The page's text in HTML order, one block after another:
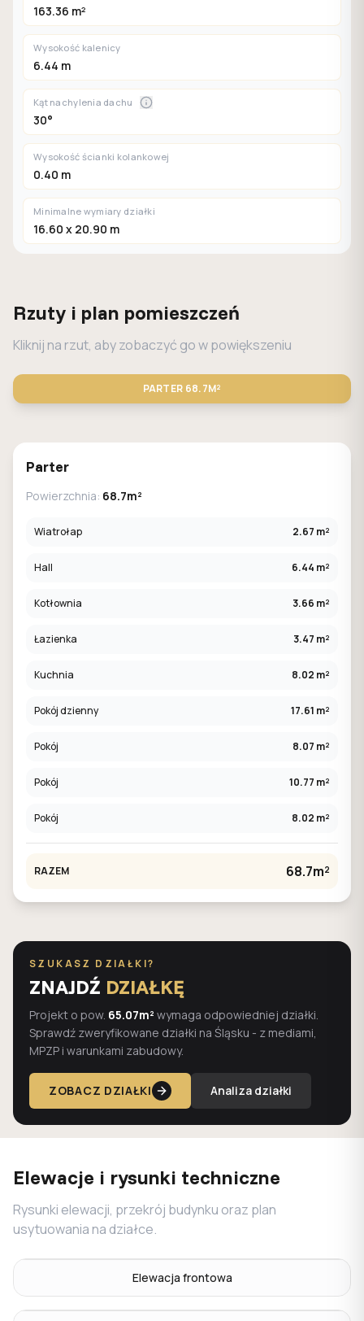
163.36 m²
Wysokość kalenicy
6.44 m
Kąt nachylenia dachu
30°
Wysokość ścianki kolankowej
0.40 m
Minimalne wymiary działki
16.60 x 20.90 m
Rzuty i plan pomieszczeń
Kliknij na rzut, aby zobaczyć go w powiększeniu
PARTER 68.7M²
Parter
Powierzchnia: 68.7m²
Wiatrołap 2.67 m²
Hall 6.44 m²
Kotłownia 3.66 m²
Łazienka 3.47 m²
Kuchnia 8.02 m²
Pokój dzienny 17.61 m²
Pokój 8.07 m²
Pokój 10.77 m²
Pokój 8.02 m²
RAZEM 68.7m²
SZUKASZ DZIAŁKI?
ZNAJDŹ DZIAŁKĘ
Projekt o pow. 65.07m² wymaga odpowiedniej działki.
Sprawdź zweryfikowane działki na Śląsku - z mediami,
MPZP i warunkami zabudowy.
ZOBACZ DZIAŁKI Analiza działki
Elewacje i rysunki techniczne
Rysunki elewacji, przekrój budynku oraz plan
usytuowania na działce.
Elewacja frontowa